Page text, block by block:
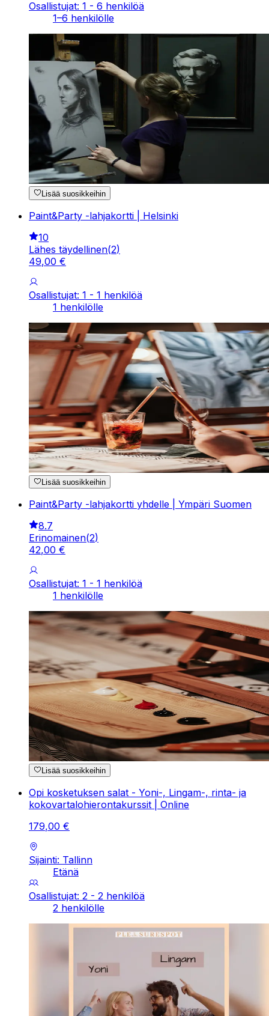
Osallistujat: 1 - 6 henkilöä
1–6 henkilölle
Lisää suosikkeihin
Paint&Party -lahjakortti | Helsinki
10
Lähes täydellinen(2)
49,00 €
Osallistujat: 1 - 1 henkilöä
1 henkilölle
Lisää suosikkeihin
Paint&Party -lahjakortti yhdelle | Ympäri Suomen
8.7
Erinomainen(2)
42,00 €
Osallistujat: 1 - 1 henkilöä
1 henkilölle
Lisää suosikkeihin
Opi kosketuksen salat - Yoni-, Lingam-, rinta- ja
kokovartalohierontakurssit | Online
179,00 €
Sijainti: Tallinn
Etänä
Osallistujat: 2 - 2 henkilöä
2 henkilölle